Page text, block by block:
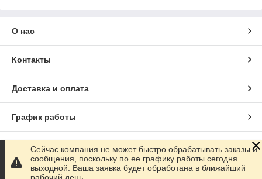
О нас
Контакты
Доставка и оплата
График работы
Полная версия сайта
Сайт создан на маркетплейсе Satu.kz
Сейчас компания не может быстро обрабатывать заказы и
сообщения, поскольку по ее графику работы сегодня
выходной. Ваша заявка будет обработана в ближайший